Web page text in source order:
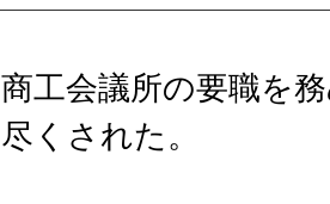
商工会議所の要職を
尽くされた。